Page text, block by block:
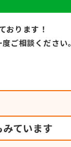
おります！
度ご相談ください。
ています